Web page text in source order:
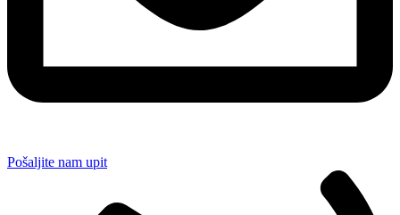
Pošaljite nam upit